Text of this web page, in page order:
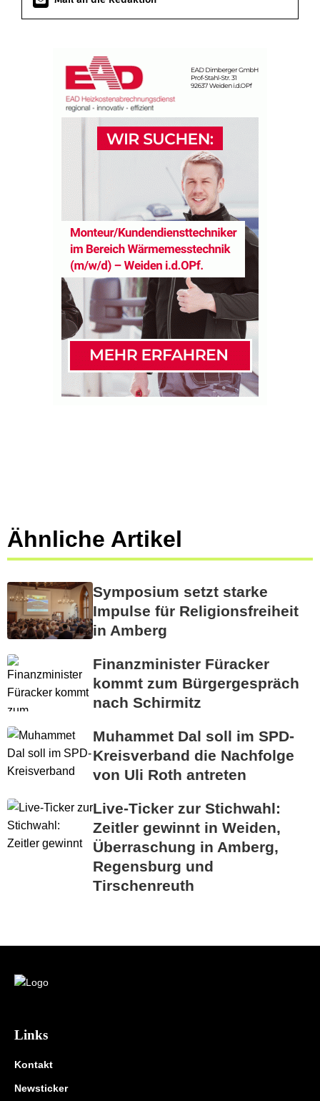
Ähnliche Artikel
Symposium setzt starke
Impulse für Religionsfreiheit
in Amberg
Finanzminister Füracker
kommt zum Bürgergespräch
nach Schirmitz
Muhammet Dal soll im SPD-
Kreisverband die Nachfolge
von Uli Roth antreten
Live-Ticker zur Stichwahl:
Zeitler gewinnt in Weiden,
Überraschung in Amberg,
Regensburg und
Tirschenreuth
Links
Kontakt
Newsticker